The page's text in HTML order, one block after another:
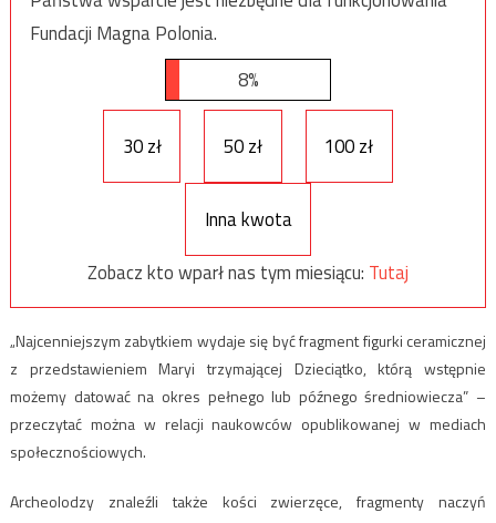
Fundacji Magna Polonia.
8%
30 zł 50 zł 100 zł
Inna kwota
Zobacz kto wparł nas tym miesiącu: Tutaj
„Najcenniejszym zabytkiem wydaje się być fragment figurki ceramicznej
z przedstawieniem Maryi trzymającej Dzieciątko, którą wstępnie
możemy datować na okres pełnego lub późnego średniowiecza” –
przeczytać można w relacji naukowców opublikowanej w mediach
społecznościowych.
Archeolodzy znaleźli także kości zwierzęce, fragmenty naczyń